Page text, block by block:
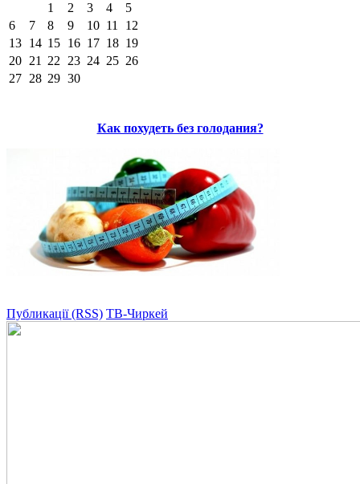
1
2 3 4
5
6
7 8 9 10 11
12
13 14 15 16 17 18 19
20 21 22 23 24 25 26
27 28 29 30
Как похудеть без голодания?
Публикації (RSS) ТВ-Чиркей